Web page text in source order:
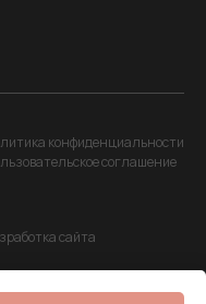
конфиденциальности
соглашение
сайта